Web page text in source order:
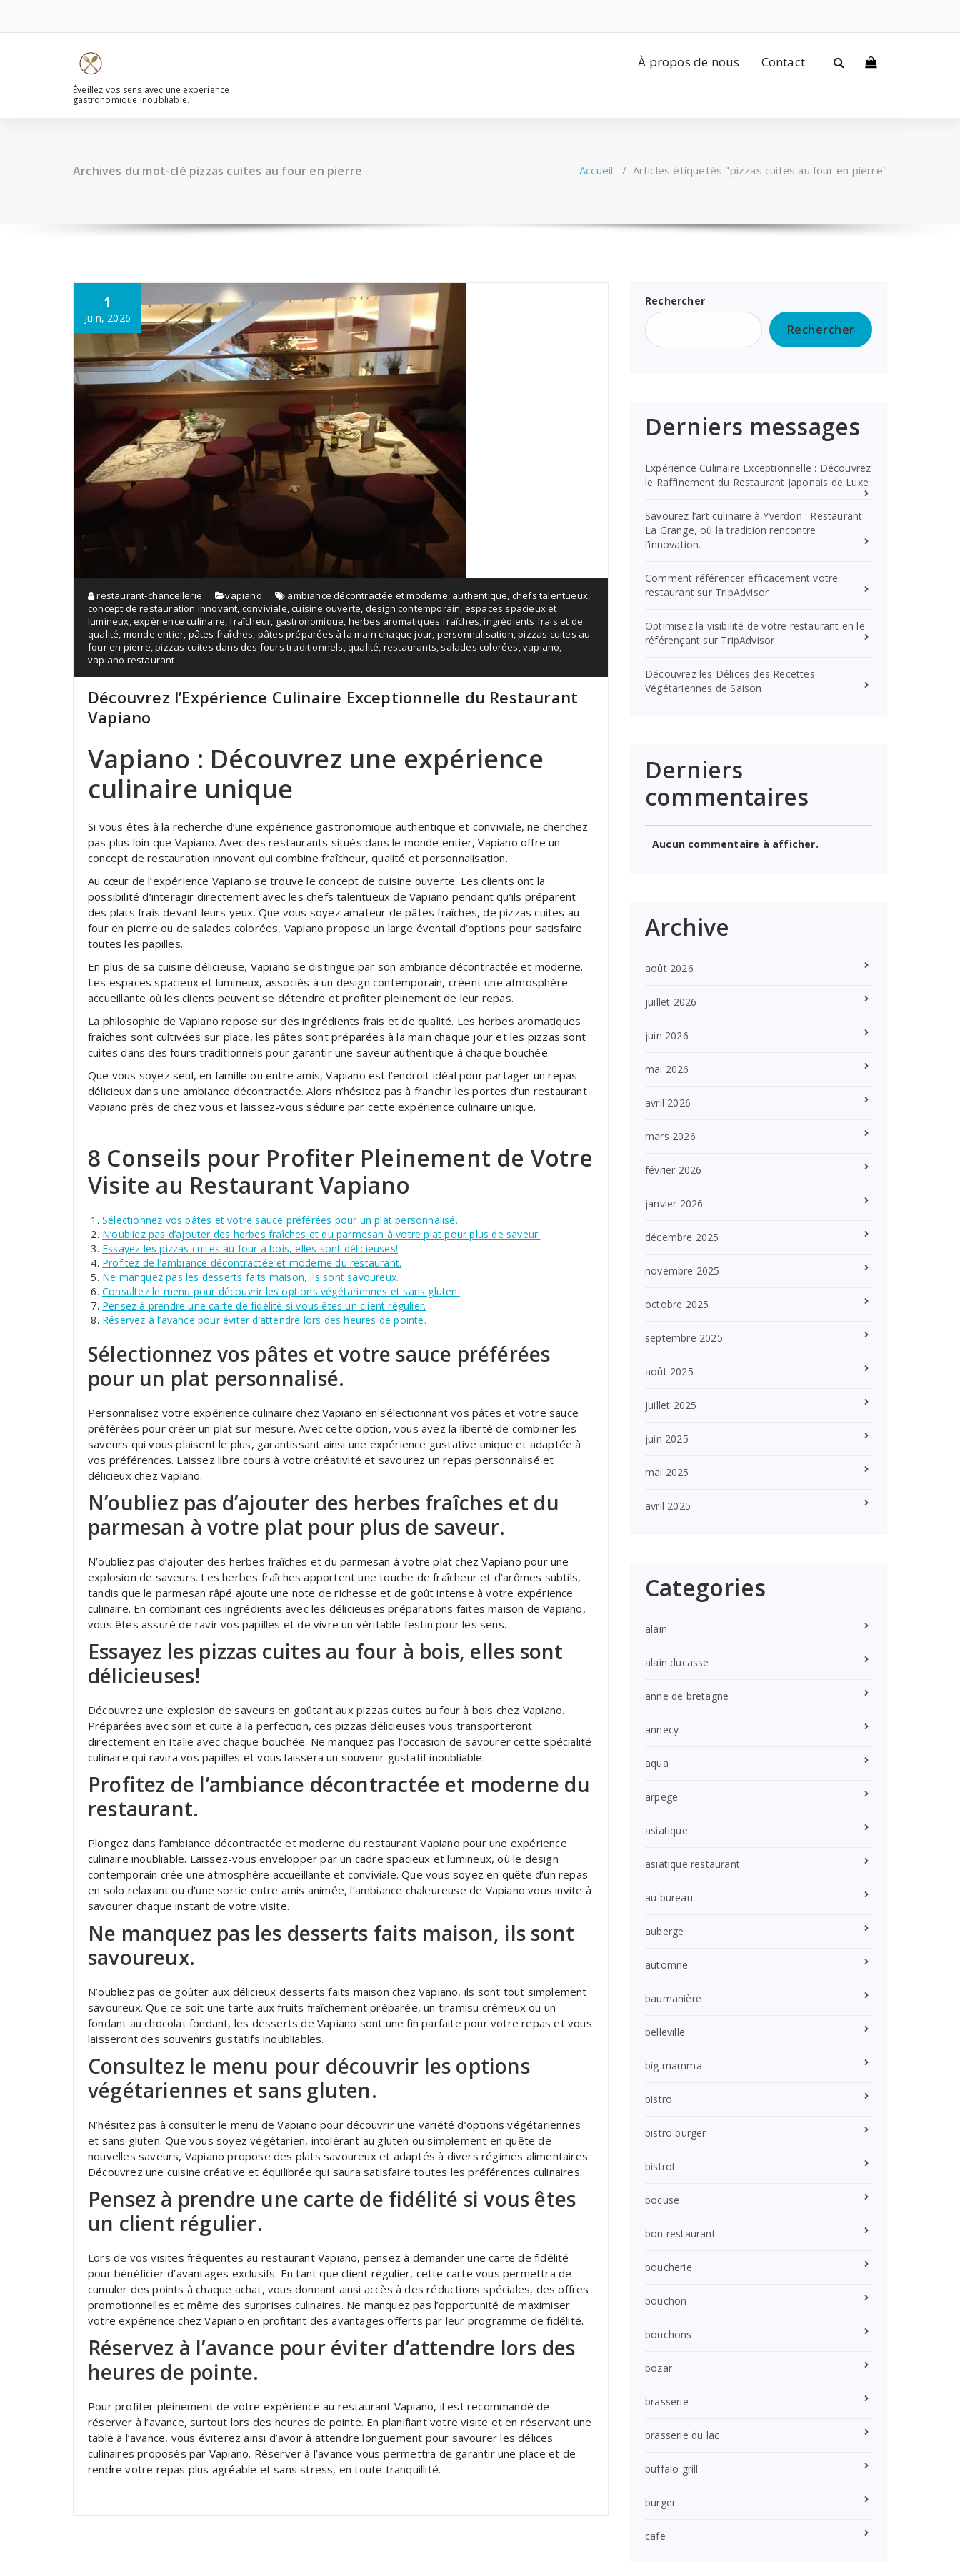
contenu
Éveillez vos sens avec une expérience
gastronomique inoubliable.
À propos de nous Contact
Archives du mot-clé pizzas cuites au four en pierre Accueil / Articles étiquetés "pizzas cuites au four en pierre"
1
Juin, 2026
restaurant-chancellerie vapiano ambiance décontractée et moderne, authentique, chefs talentueux,
concept de restauration innovant, conviviale,cuisine ouverte, design contemporain, espaces spacieux et
lumineux,expérience culinaire,fraîcheur, gastronomique, herbes aromatiques fraîches,ingrédients frais et de
qualité, monde entier, pâtes fraîches, pâtes préparées à la main chaque jour, personnalisation,pizzas cuites au
four en pierre,pizzas cuites dans des fours traditionnels,qualité, restaurants, salades colorées,vapiano,
vapiano restaurant
Découvrez l’Expérience Culinaire Exceptionnelle du Restaurant
Vapiano
Vapiano : Découvrez une expérience
culinaire unique
Si vous êtes à la recherche d’une expérience gastronomique authentique et conviviale, ne cherchez
pas plus loin que Vapiano. Avec des restaurants situés dans le monde entier, Vapiano offre un
concept de restauration innovant qui combine fraîcheur, qualité et personnalisation.
Au cœur de l’expérience Vapiano se trouve le concept de cuisine ouverte. Les clients ont la
possibilité d’interagir directement avec les chefs talentueux de Vapiano pendant qu’ils préparent
des plats frais devant leurs yeux. Que vous soyez amateur de pâtes fraîches, de pizzas cuites au
four en pierre ou de salades colorées, Vapiano propose un large éventail d’options pour satisfaire
toutes les papilles.
En plus de sa cuisine délicieuse, Vapiano se distingue par son ambiance décontractée et moderne.
Les espaces spacieux et lumineux, associés à un design contemporain, créent une atmosphère
accueillante où les clients peuvent se détendre et profiter pleinement de leur repas.
La philosophie de Vapiano repose sur des ingrédients frais et de qualité. Les herbes aromatiques
fraîches sont cultivées sur place, les pâtes sont préparées à la main chaque jour et les pizzas sont
cuites dans des fours traditionnels pour garantir une saveur authentique à chaque bouchée.
Que vous soyez seul, en famille ou entre amis, Vapiano est l’endroit idéal pour partager un repas
délicieux dans une ambiance décontractée. Alors n’hésitez pas à franchir les portes d’un restaurant
Vapiano près de chez vous et laissez-vous séduire par cette expérience culinaire unique.
8 Conseils pour Profiter Pleinement de Votre
Visite au Restaurant Vapiano
Sélectionnez vos pâtes et votre sauce préférées pour un plat personnalisé.
N’oubliez pas d’ajouter des herbes fraîches et du parmesan à votre plat pour plus de saveur.
Essayez les pizzas cuites au four à bois, elles sont délicieuses!
Profitez de l’ambiance décontractée et moderne du restaurant.
Ne manquez pas les desserts faits maison, ils sont savoureux.
Consultez le menu pour découvrir les options végétariennes et sans gluten.
Pensez à prendre une carte de fidélité si vous êtes un client régulier.
Réservez à l’avance pour éviter d’attendre lors des heures de pointe.
Sélectionnez vos pâtes et votre sauce préférées
pour un plat personnalisé.
Personnalisez votre expérience culinaire chez Vapiano en sélectionnant vos pâtes et votre sauce
préférées pour créer un plat sur mesure. Avec cette option, vous avez la liberté de combiner les
saveurs qui vous plaisent le plus, garantissant ainsi une expérience gustative unique et adaptée à
vos préférences. Laissez libre cours à votre créativité et savourez un repas personnalisé et
délicieux chez Vapiano.
N’oubliez pas d’ajouter des herbes fraîches et du
parmesan à votre plat pour plus de saveur.
N’oubliez pas d’ajouter des herbes fraîches et du parmesan à votre plat chez Vapiano pour une
explosion de saveurs. Les herbes fraîches apportent une touche de fraîcheur et d’arômes subtils,
tandis que le parmesan râpé ajoute une note de richesse et de goût intense à votre expérience
culinaire. En combinant ces ingrédients avec les délicieuses préparations faites maison de Vapiano,
vous êtes assuré de ravir vos papilles et de vivre un véritable festin pour les sens.
Essayez les pizzas cuites au four à bois, elles sont
délicieuses!
Découvrez une explosion de saveurs en goûtant aux pizzas cuites au four à bois chez Vapiano.
Préparées avec soin et cuite à la perfection, ces pizzas délicieuses vous transporteront
directement en Italie avec chaque bouchée. Ne manquez pas l’occasion de savourer cette spécialité
culinaire qui ravira vos papilles et vous laissera un souvenir gustatif inoubliable.
Profitez de l’ambiance décontractée et moderne du
restaurant.
Plongez dans l’ambiance décontractée et moderne du restaurant Vapiano pour une expérience
culinaire inoubliable. Laissez-vous envelopper par un cadre spacieux et lumineux, où le design
contemporain crée une atmosphère accueillante et conviviale. Que vous soyez en quête d’un repas
en solo relaxant ou d’une sortie entre amis animée, l’ambiance chaleureuse de Vapiano vous invite à
savourer chaque instant de votre visite.
Ne manquez pas les desserts faits maison, ils sont
savoureux.
N’oubliez pas de goûter aux délicieux desserts faits maison chez Vapiano, ils sont tout simplement
savoureux. Que ce soit une tarte aux fruits fraîchement préparée, un tiramisu crémeux ou un
fondant au chocolat fondant, les desserts de Vapiano sont une fin parfaite pour votre repas et vous
laisseront des souvenirs gustatifs inoubliables.
Consultez le menu pour découvrir les options
végétariennes et sans gluten.
N’hésitez pas à consulter le menu de Vapiano pour découvrir une variété d’options végétariennes
et sans gluten. Que vous soyez végétarien, intolérant au gluten ou simplement en quête de
nouvelles saveurs, Vapiano propose des plats savoureux et adaptés à divers régimes alimentaires.
Découvrez une cuisine créative et équilibrée qui saura satisfaire toutes les préférences culinaires.
Pensez à prendre une carte de fidélité si vous êtes
un client régulier.
Lors de vos visites fréquentes au restaurant Vapiano, pensez à demander une carte de fidélité
pour bénéficier d’avantages exclusifs. En tant que client régulier, cette carte vous permettra de
cumuler des points à chaque achat, vous donnant ainsi accès à des réductions spéciales, des offres
promotionnelles et même des surprises culinaires. Ne manquez pas l’opportunité de maximiser
votre expérience chez Vapiano en profitant des avantages offerts par leur programme de fidélité.
Réservez à l’avance pour éviter d’attendre lors des
heures de pointe.
Pour profiter pleinement de votre expérience au restaurant Vapiano, il est recommandé de
réserver à l’avance, surtout lors des heures de pointe. En planifiant votre visite et en réservant une
table à l’avance, vous éviterez ainsi d’avoir à attendre longuement pour savourer les délices
culinaires proposés par Vapiano. Réserver à l’avance vous permettra de garantir une place et de
rendre votre repas plus agréable et sans stress, en toute tranquillité.
Rechercher
Rechercher
Derniers messages
Expérience Culinaire Exceptionnelle : Découvrez
le Raffinement du Restaurant Japonais de Luxe
Savourez l’art culinaire à Yverdon : Restaurant
La Grange, où la tradition rencontre
l’innovation.
Comment référencer efficacement votre
restaurant sur TripAdvisor
Optimisez la visibilité de votre restaurant en le
référençant sur TripAdvisor
Découvrez les Délices des Recettes
Végétariennes de Saison
Derniers
commentaires
Aucun commentaire à afficher.
Archive
août 2026
juillet 2026
juin 2026
mai 2026
avril 2026
mars 2026
février 2026
janvier 2026
décembre 2025
novembre 2025
octobre 2025
septembre 2025
août 2025
juillet 2025
juin 2025
mai 2025
avril 2025
Categories
alain
alain ducasse
anne de bretagne
annecy
aqua
arpege
asiatique
asiatique restaurant
au bureau
auberge
automne
baumanière
belleville
big mamma
bistro
bistro burger
bistrot
bocuse
bon restaurant
boucherie
bouchon
bouchons
bozar
brasserie
brasserie du lac
buffalo grill
burger
cafe